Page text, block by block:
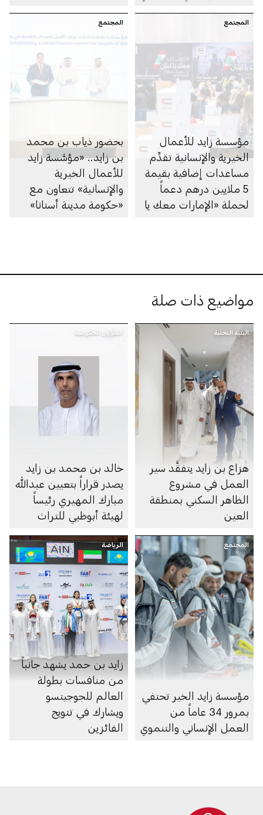
المجتمع
مؤسسة زايد للأعمال
الخيرية والإنسانية تقدِّم
مساعدات إضافية بقيمة
5 ملايين درهم دعماً
لحملة «الإمارات معك يا
المجتمع
بحضور ذياب بن محمد
بن زايد.. «مؤسَّسة زايد
للأعمال الخيرية
والإنسانية» تتعاون مع
«حكومة مدينة أستانا»
مواضيع ذات صلة
البنية التحتية
هزاع بن زايد يتفقَّد سير
العمل في مشروع
الظاهر السكني بمنطقة
العين
الشؤون الحكومية
خالد بن محمد بن زايد
يصدر قراراً بتعيين عبدالله
مبارك المهيري رئيساً
لهيئة أبوظبي للتراث
المجتمع
مؤسسة زايد الخير تحتفي
بمرور 34 عاماً من
العمل الإنساني والتنموي
الرياضة
زايد بن حمد يشهد جانباً
من منافسات بطولة
العالم للجوجيتسو
ويشارك في تتويج
الفائزين